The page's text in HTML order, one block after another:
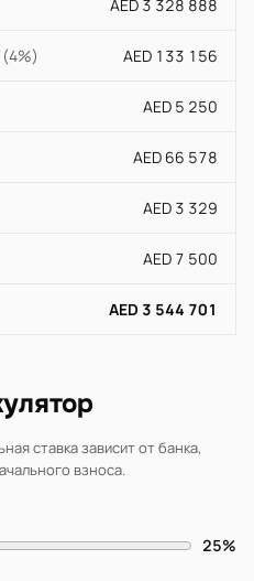
AED 3 328 888
(4%) AED 133 156
AED 5 250
AED 66 578
AED 3 329
AED 7 500
AED 3 544 701
ставка зависит от банка,
взноса.
25%